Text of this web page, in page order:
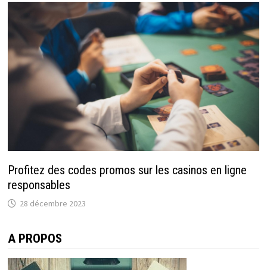
Profitez des codes promos sur les casinos en ligne
responsables
28 décembre 2023
A PROPOS